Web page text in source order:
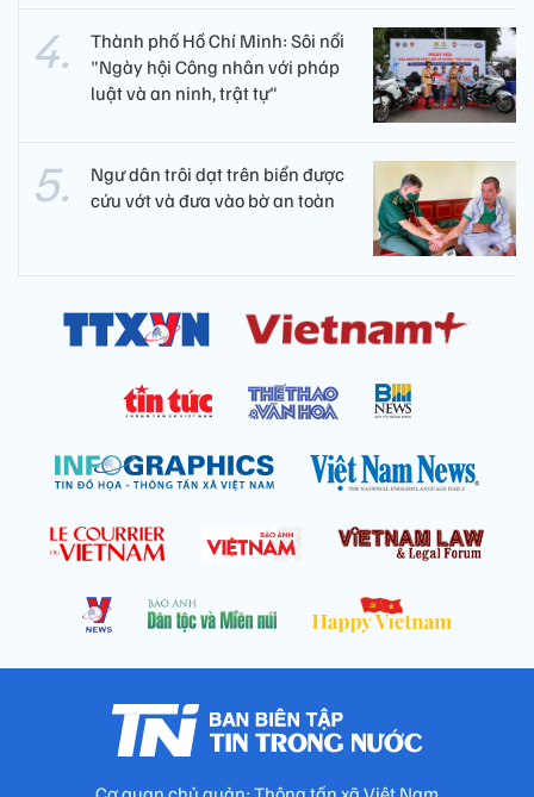
Thành phố Hồ Chí Minh: Sôi nổi
"Ngày hội Công nhân với pháp
luật và an ninh, trật tự"
Ngư dân trôi dạt trên biển được
cứu vớt và đưa vào bờ an toàn